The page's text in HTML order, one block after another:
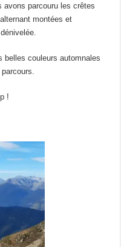
avons parcouru les crêtes
montées et
belles couleurs automnales
!